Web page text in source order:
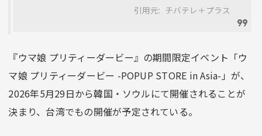
引用元: チバテレ＋プラス
『ウマ娘 プリティーダービー』の期間限定イベント「ウ
マ娘 プリティーダービー -POPUP STORE in Asia-」が、
2026年5月29日から韓国・ソウルにて開催されることが
決まり、台湾でもの開催が予定されている。